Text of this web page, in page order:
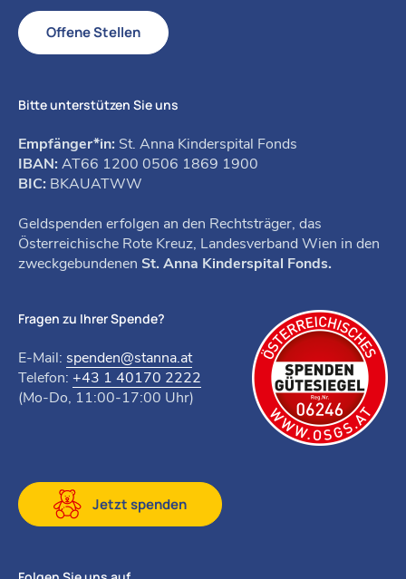
Offene Stellen
Bitte unterstützen Sie uns
Empfänger*in: St. Anna Kinderspital Fonds
IBAN: AT66 1200 0506 1869 1900
BIC: BKAUATWW
Geldspenden erfolgen an den Rechtsträger, das
Österreichische Rote Kreuz, Landesverband Wien in den
zweckgebundenen St. Anna Kinderspital Fonds.
Fragen zu Ihrer Spende?
E-Mail: spenden@stanna.at
Telefon: +43 1 40170 2222
(Mo-Do, 11:00-17:00 Uhr)
Jetzt spenden